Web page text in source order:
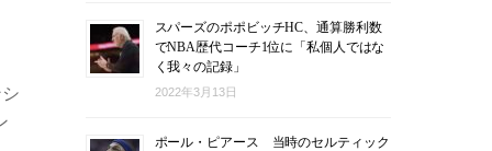
スパーズのポポビッチHC、通算勝利数
でNBA歴代コーチ1位に「私個人ではな
く我々の記録」
2022年3月13日
ポール・ピアース 当時のセルティック